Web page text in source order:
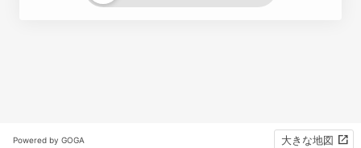
Powered by GOGA 大きな地図